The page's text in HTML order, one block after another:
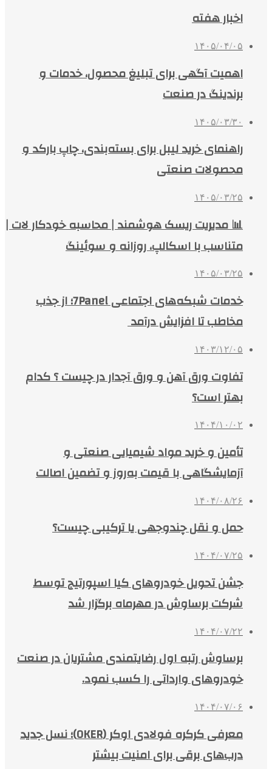
اخبار هفته
۱۴۰۵/۰۴/۰۵
اهمیت آگهی برای تبلیغ محصول، خدمات و
برندینگ در صنعت
۱۴۰۵/۰۳/۳۰
راهنمای خرید لیبل برای بسته‌بندی، چاپ بارکد و
محصولات صنعتی
۱۴۰۵/۰۳/۲۵
📊 مدیریت ریسک هوشمند | محاسبه خودکار لات |
متناسب با اسکالپ، روزانه و سوئینگ
۱۴۰۵/۰۳/۲۵
خدمات شبکه‌های اجتماعی 7Panel؛ از جذب
مخاطب تا افزایش درآمد
۱۴۰۳/۱۲/۰۵
تفاوت ورق آهن و ورق آجدار در چیست ؟ کدام
بهتر است؟
۱۴۰۴/۱۰/۰۲
تأمین و خرید مواد شیمیایی صنعتی و
آزمایشگاهی با قیمت به‌روز و تضمین اصالت
۱۴۰۴/۰۸/۲۶
حمل و نقل چندوجهی یا ترکیبی چیست؟
۱۴۰۴/۰۷/۲۵
جشن تحویل خودروهای کیا اسپورتیج توسط
شرکت برساوش در مهرماه برگزار شد
۱۴۰۴/۰۷/۲۲
برساوش رتبه اول رضایتمندی مشتریان در صنعت
خودروهای وارداتی را کسب نمود.
۱۴۰۴/۰۷/۰۶
معرفی کرکره فولادی اوکر (OKER)؛ نسل جدید
درب‌های برقی برای امنیت بیشتر